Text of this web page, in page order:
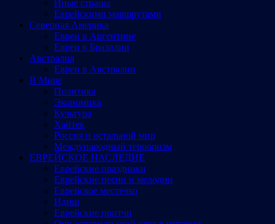
Иные страны
Еврейскими маршрутами
Северная Америка
Евреи в Аргентине
Евреи в Бразилии
Австралия
Евреи в Австралии
В Мире
Политика
Экономика
Культура
Хайтек
Россия и остальной мир
Международный терроризм
ЕВРЕЙСКОЕ НАСЛЕДИЕ
Еврейские праздники
Еврейские песни и мелодии
Еврейское местечко
Идиш
Еврейские притчи